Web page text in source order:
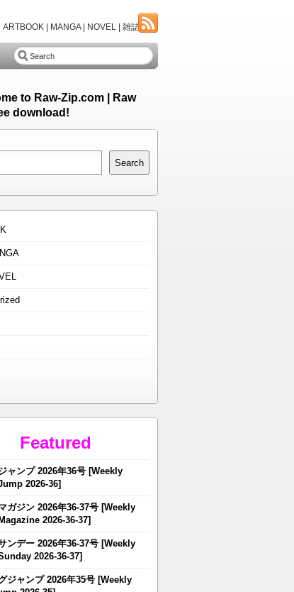
ARTBOOK | MANGA | NOVEL | 雑誌
to Raw-Zip.com | Raw
download!
Search
Featured
ャンプ 2026年36号 [Weekly
2026-36]
ガジン 2026年36-37号 [Weekly
2026-36-37]
ンデー 2026年36-37号 [Weekly
2026-36-37]
ジャンプ 2026年35号 [Weekly